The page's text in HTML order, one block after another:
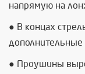
напрямую на
● В концах
дополнительные
● Проушины